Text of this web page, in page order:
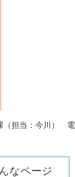
（担当：今川） 電
なページ